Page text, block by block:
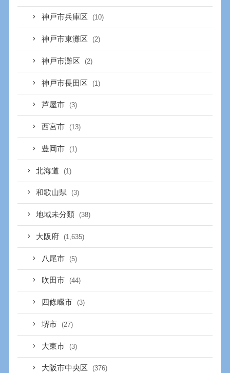
神戸市兵庫区 (10)
神戸市東灘区 (2)
神戸市灘区 (2)
神戸市長田区 (1)
芦屋市 (3)
西宮市 (13)
豊岡市 (1)
北海道 (1)
和歌山県 (3)
地域未分類 (38)
大阪府 (1,635)
八尾市 (5)
吹田市 (44)
四條畷市 (3)
堺市 (27)
大東市 (3)
大阪市中央区 (376)